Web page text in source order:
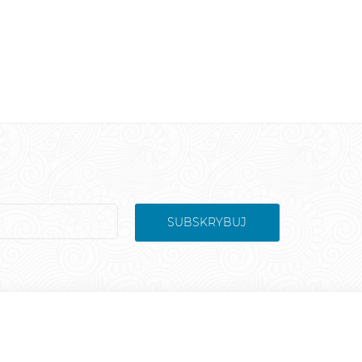
SUBSKRYBUJ